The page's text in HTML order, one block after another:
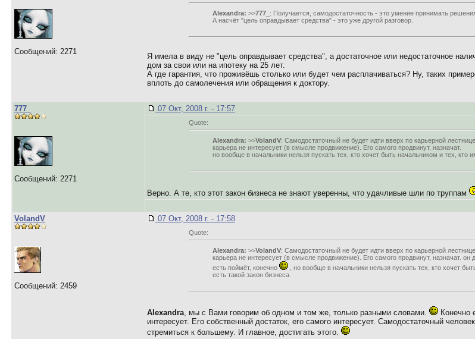
Сообщений: 2271
Alexandra: >>777_ : Получается, самодостаточность - это умение принимать
А насчёт "цель оправдывает средства" - это уже другой разговор.
Я имела в виду не "цель оправдывает средства", а достаточное или недостаточное
дом за свои или на ипотеку на 25 лет.
А где гарантия, что проживёшь столько или будет чем расплачиваться? Ну, таких
вплоть до самолечения или обращения к доктору.
777_
Сообщений: 2271
07 Окт, 2008 г. - 17:57
Quote:
Alexandra: >>VolandV: Самодостаточный не будет идти вверх по карьерной
карьера не интересует (в смысле продвижение). Его самого продвинут, назначат.
но вообще в начальники нельзя пускать тех, кто хочет быть начальником и тех, кто
Верно. А те, кто этот закон бизнеса не знают уверенны, что удачливые шли по труппам
VolandV
Сообщений: 2459
07 Окт, 2008 г. - 17:58
Quote:
Alexandra: >>VolandV: Самодостаточный не будет идти вверх по карьерной
карьера не интересует (в смысле продвижение). Его самого продвинут, назначат.
есть поймёт, конечно
, но вообще в начальники нельзя пускать тех, кто хочет
есть такой закон бизнеса.
Alexandra, мы с Вами говорим об одном и том же, только разными словами.
Конечно
интересует. Его собственный достаток, его самого интересует. Самодостаточный
стремиться к большему. И главное, достигать этого.